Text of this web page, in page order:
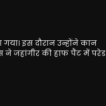
इस दौरान उन्होंने कान
ने जहांगीर की हाफ पैंट में परेड